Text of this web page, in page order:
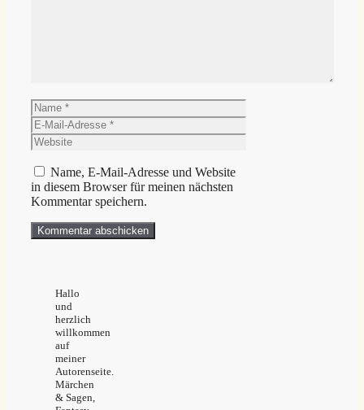
Name
E-
Mail-
Adresse
Website
Name, E-Mail-Adresse und Website
in diesem Browser für meinen nächsten
Kommentar speichern.
Hallo
und
herzlich
willkommen
auf
meiner
Autorenseite.
Märchen
& Sagen,